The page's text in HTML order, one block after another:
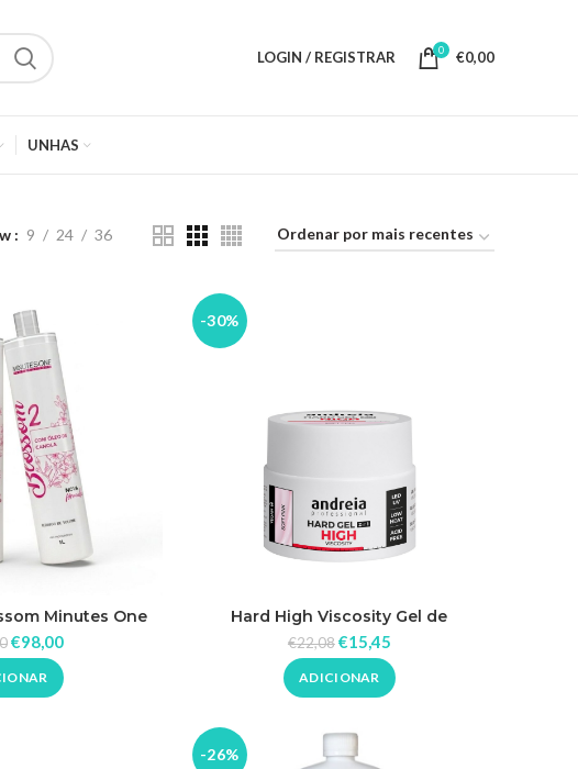
LOGIN / REGISTRAR 0 €0,00
UNHAS
9 24 36
Minutes One
€98,00
-30%
Hard High Viscosity Gel de
Construção – Soft Pink – Andreia
Professional
€22,08€15,45
ADICIONAR
-26%